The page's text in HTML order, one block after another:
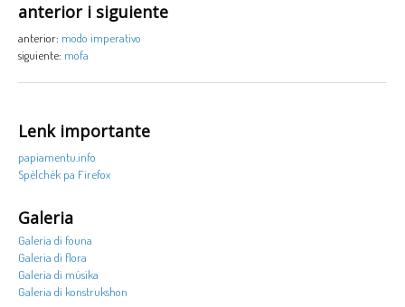
anterior i siguiente
anterior: modo imperativo
siguiente: mofa
Lenk importante
papiamentu.info
Spèlchèk pa Firefox
Galeria
Galeria di founa
Galeria di flora
Galeria di músika
Galeria di konstrukshon